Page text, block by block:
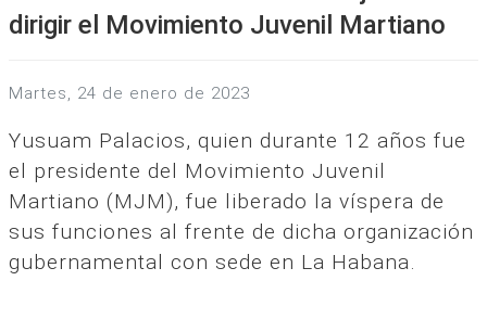
dirigir el Movimiento Juvenil Martiano
martes, 24 de enero de 2023
Yusuam Palacios, quien durante 12 años fue
el presidente del Movimiento Juvenil
Martiano (MJM), fue liberado la víspera de
sus funciones al frente de dicha organización
gubernamental con sede en La Habana.